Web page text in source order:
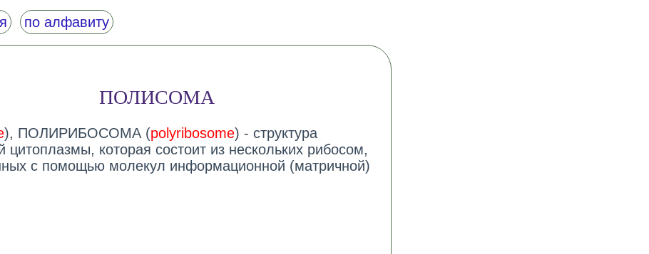
по алфавиту
ПОЛИСОМА
), ПОЛИРИБОСОМА (polyribosome) - структура
цитоплазмы, которая состоит из нескольких рибосом,
с помощью молекул информационной (матричной)